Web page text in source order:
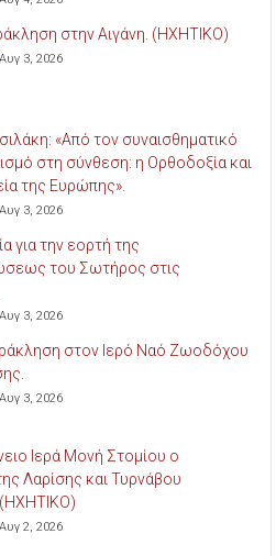
στην Αιγάνη. (ΗΧΗΤΙΚΟ)
3, 2026
«Από τον συναισθηματικό
στη σύνθεση: η Ορθοδοξία και
της Ευρώπης».
3, 2026
για την εορτή της
του Σωτήρος στις
3, 2026
στον Ιερό Ναό Ζωοδόχου
3, 2026
Ιερά Μονή Στομίου ο
Λαρίσης και Τυρνάβου
2, 2026